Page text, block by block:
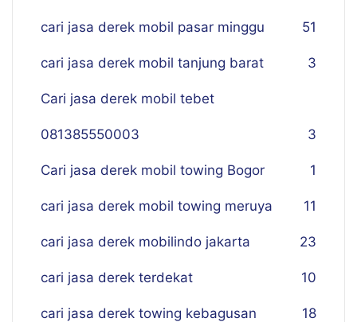
cari jasa derek mobil pasar minggu 51
cari jasa derek mobil tanjung barat 3
Cari jasa derek mobil tebet
081385550003 3
Cari jasa derek mobil towing Bogor 1
cari jasa derek mobil towing meruya 11
cari jasa derek mobilindo jakarta 23
cari jasa derek terdekat 10
cari jasa derek towing kebagusan 18